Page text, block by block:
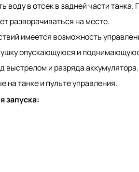
воду в отсек в задней части
разворачиваться на месте.
имеется возможность
опускающуюся и
выстрелом и разряда аккумулятора.
на танке и пульте управления.
запуска: